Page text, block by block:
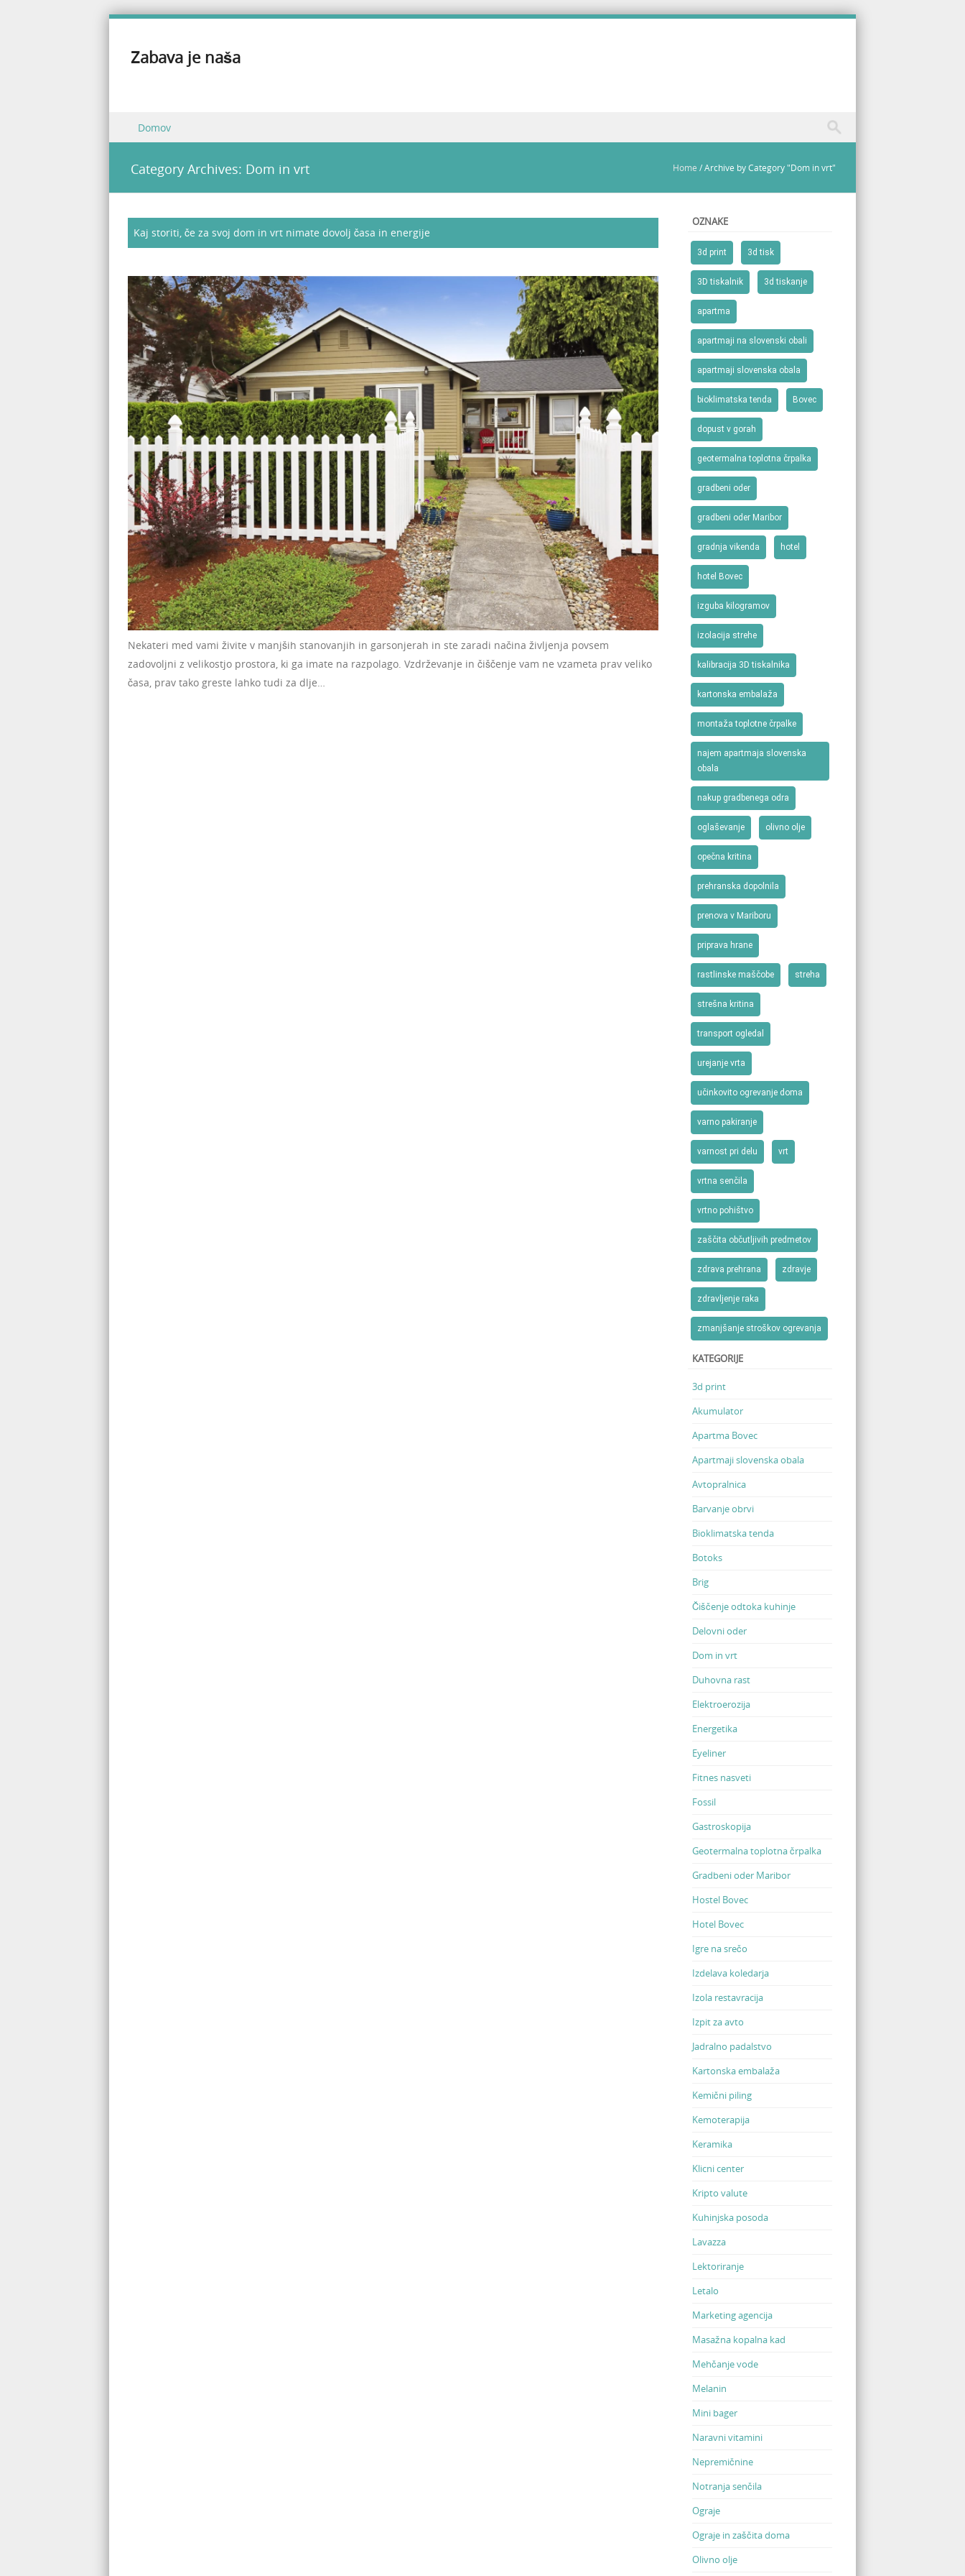
Zabava je naša
Menu
Skip to content
Domov
Category Archives: Dom in vrt Home /Archive by Category "Dom in vrt"
Kaj storiti, če za svoj dom in vrt nimate dovolj časa in energije
Nekateri med vami živite v manjših stanovanjih in garsonjerah in ste zaradi načina življenja povsem
zadovoljni z velikostjo prostora, ki ga imate na razpolago. Vzdrževanje in čiščenje vam ne vzameta prav veliko
časa, prav tako greste lahko tudi za dlje…
OZNAKE
3d print 3d tisk
3D tiskalnik 3d tiskanje
apartma
apartmaji na slovenski obali
apartmaji slovenska obala
bioklimatska tenda Bovec
dopust v gorah
geotermalna toplotna črpalka
gradbeni oder
gradbeni oder Maribor
gradnja vikenda hotel
hotel Bovec
izguba kilogramov
izolacija strehe
kalibracija 3D tiskalnika
kartonska embalaža
montaža toplotne črpalke
najem apartmaja slovenska
obala
nakup gradbenega odra
oglaševanje olivno olje
opečna kritina
prehranska dopolnila
prenova v Mariboru
priprava hrane
rastlinske maščobe streha
strešna kritina
transport ogledal
urejanje vrta
učinkovito ogrevanje doma
varno pakiranje
varnost pri delu vrt
vrtna senčila
vrtno pohištvo
zaščita občutljivih predmetov
zdrava prehrana zdravje
zdravljenje raka
zmanjšanje stroškov ogrevanja
KATEGORIJE
3d print
Akumulator
Apartma Bovec
Apartmaji slovenska obala
Avtopralnica
Barvanje obrvi
Bioklimatska tenda
Botoks
Brig
Čiščenje odtoka kuhinje
Delovni oder
Dom in vrt
Duhovna rast
Elektroerozija
Energetika
Eyeliner
Fitnes nasveti
Fossil
Gastroskopija
Geotermalna toplotna črpalka
Gradbeni oder Maribor
Hostel Bovec
Hotel Bovec
Igre na srečo
Izdelava koledarja
Izola restavracija
Izpit za avto
Jadralno padalstvo
Kartonska embalaža
Kemični piling
Kemoterapija
Keramika
Klicni center
Kripto valute
Kuhinjska posoda
Lavazza
Lektoriranje
Letalo
Marketing agencija
Masažna kopalna kad
Mehčanje vode
Melanin
Mini bager
Naravni vitamini
Nepremičnine
Notranja senčila
Ograje
Ograje in zaščita doma
Olivno olje